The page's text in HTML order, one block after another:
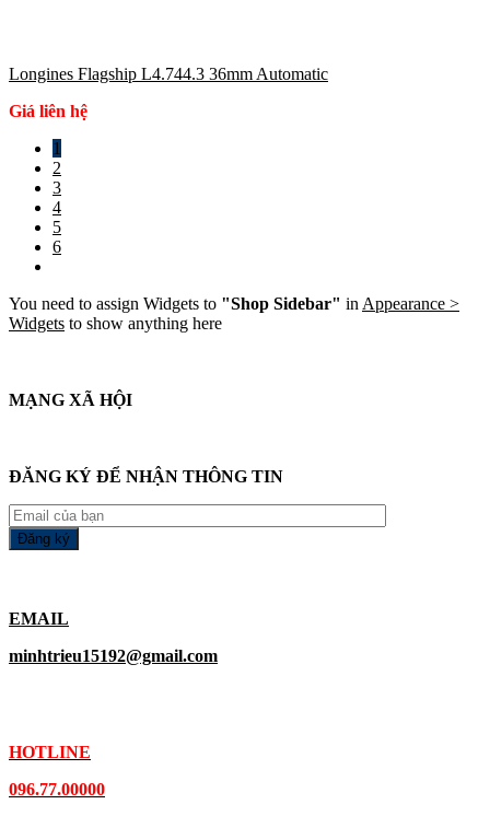
Longines Flagship L4.744.3 36mm Automatic
Giá liên hệ
1
2
3
4
5
6
You need to assign Widgets to "Shop Sidebar" in Appearance >
Widgets to show anything here
MẠNG XÃ HỘI
ĐĂNG KÝ ĐỂ NHẬN THÔNG TIN
EMAIL
minhtrieu15192@gmail.com
HOTLINE
096.77.00000